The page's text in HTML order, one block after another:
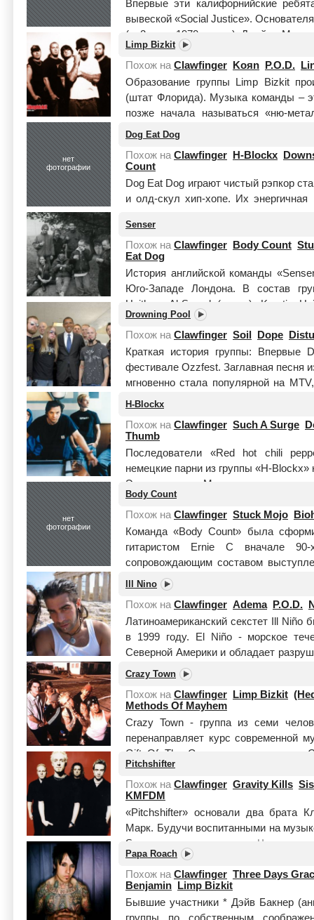
Впервые эти калифорнийские
вывеской «Social Justice».
(р. 2 июня 1970, вокал), Джеймс
целиком
Limp Bizkit
Похож на Clawfinger Koяn P.O.D.
Образование группы Limp Bizkit
(штат Флорида). Музыка команды –
позже начала называться «ню-
Дерст, басист Сэм Риверс, гита...
нет
фотографии
Dog Eat Dog
Похож на Clawfinger H-Blockx
Count
Dog Eat Dog играют чистый рэпкор
и олд-скул хип-хопе. Их
вол...Читать целиком
Senser
Похож на Clawfinger Body Count
Eat Dog
История английской команды
Юго-Западе Лондона. В состав
Heitham Al-Sayed (вокал), Kerstin
Mich...Читать целиком
Drowning Pool
Похож на Clawfinger Soil Dope
Краткая история группы: Впервые
фестивале Ozzfest. Заглавная песня
мгновенно стала популярной на
Самый последний синг...
H-Blockx
Похож на Clawfinger Such A Surge
Thumb
Последователи «Red hot chili
немецкие парни из группы «H-
Эта команда из Мюнстера появилась
нет
фотографии
Body Count
Похож на Clawfinger Stuck Mojo
Команда «Body Count» была
гитаристом Ernie C вначале 90-
сопровождающим составом
Count» стали самост...
Ill Nino
Похож на Clawfinger Adema P.O.D.
Латиноамериканский секстет Ill
в 1999 году. El Niño - морское
Северной Америки и обладает
могут ...
Читать целиком
Crazy Town
Похож на Clawfinger Limp Bizkit
Methods Of Mayhem
Crazy Town - группа из семи
перенаправляет курс современной
Gift Of The Game, записанным на
поэтами, вок...
Pitchshifter
Похож на Clawfinger Gravity Kills
KMFDM
«Pitchshifter» основали два брата
Марк. Будучи воспитанными на
Swans», они тем не мене... Читать
Papa Roach
Похож на Clawfinger Three Days
Benjamin
Limp Bizkit
Бывшие участники * Дэйв Бакнер